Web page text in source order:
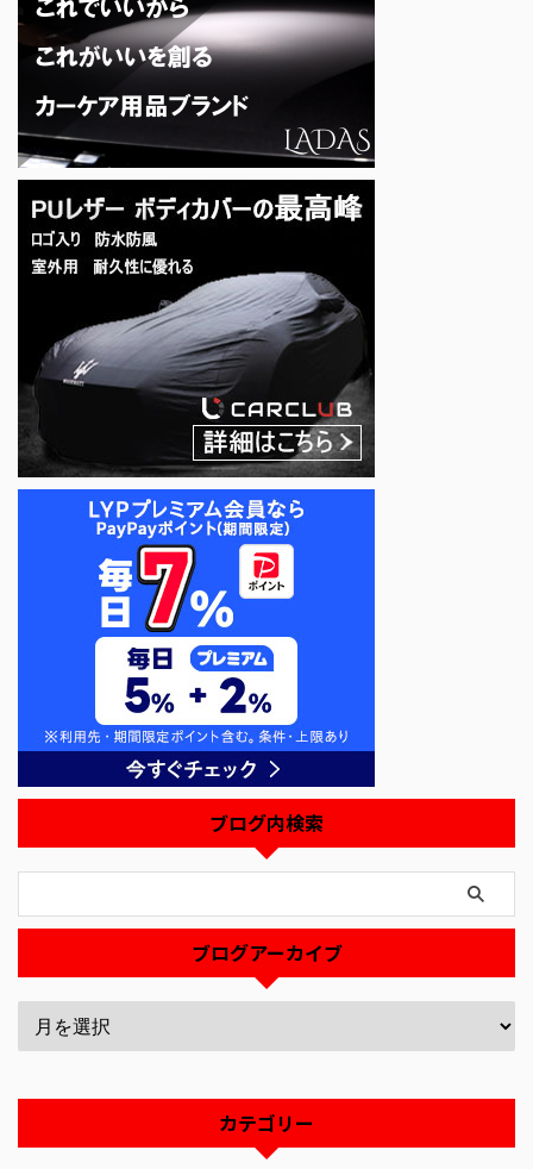
ブログ内検索
ブログアーカイブ
カテゴリー